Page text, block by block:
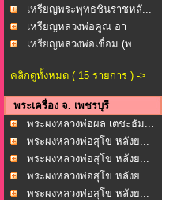
หล... เหรียญพระพุทธชินราชหลั...
เหรียญหลวงพ่อคูณ อา
ภาก...เหรียญหลวงพ่อเชื่อม (พ...
คลิกดูทั้งหมด ( 15 รายการ ) ->
พระเครื่อง จ. เพชรบุรี
พระผงหลวงพ่อผล เตชะธัม...
พระผงหลวงพ่อสุโข หลังย...
พระผงหลวงพ่อสุโข หลังย...
พระผงหลวงพ่อสุโข หลังย...
พระผงหลวงพ่อสุโข หลังย...